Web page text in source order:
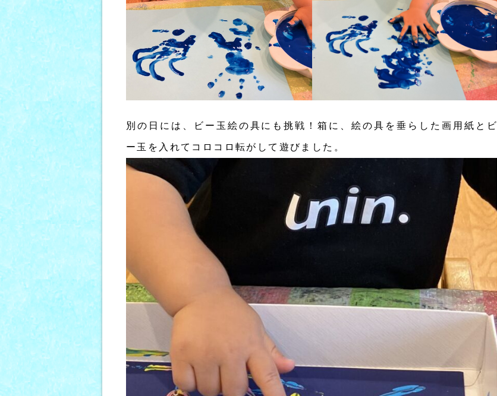
別の日には、ビー玉絵の具にも挑戦！箱に、絵の具を垂らした画用紙とビ
ー玉を入れてコロコロ転がして遊びました。